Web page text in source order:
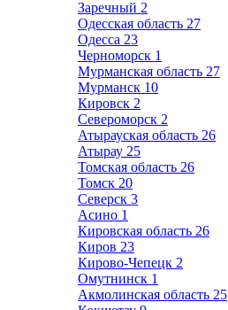
Заречный 2
Одесская область 27
Одесса 23
Черноморск 1
Мурманская область 27
Мурманск 10
Кировск 2
Североморск 2
Атырауская область 26
Атырау 25
Томская область 26
Томск 20
Северск 3
Асино 1
Кировская область 26
Киров 23
Кирово-Чепецк 2
Омутнинск 1
Акмолинская область 25